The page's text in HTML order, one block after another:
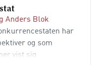
Anders Blok
har
og som
vist sig